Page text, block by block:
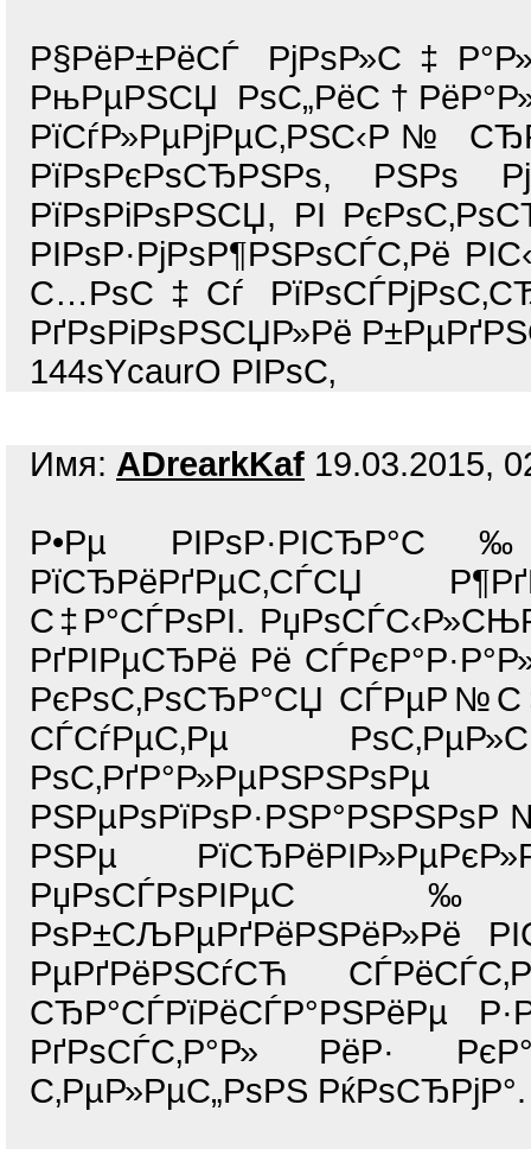
Р§РёР±РёСЃ
РњРµРЅСЏ
РїСѓР»РµРјРµС‚РЅС‹Р№
РїРѕРєРѕСЂРЅРѕ, РЅРѕ
РїРѕРіРѕРЅСЏ, РІ
РІРѕР·РјРѕР¶РЅРѕСЃС‚Рё
С…РѕС‡Сѓ
РґРѕРіРѕРЅСЏР»Рё
144sYcaurO РІРѕС‚
Имя: ADrearkKaf 19.03.2015,
Р•Рµ
РїСЂРёРґРµС‚СЃСЏ
С‡Р°СЃРѕРІ.
РґРІРµСЂРё Рё
РєРѕС‚РѕСЂР°СЏ
СЃСѓРµС‚Рµ
РЅРµ
РѕР±СЉРµРґРёРЅРёР»Рё
РµРґРёРЅСѓСЋ
РґРѕСЃС‚Р°Р» РёР·
С‚РµР»РµС„РѕРЅ РќРѕСЂРјР°.